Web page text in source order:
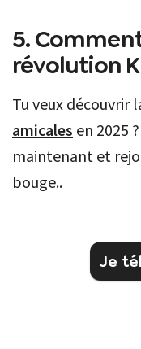
5.
révolution
Tu veux découvrir
amicales en 2025
maintenant et
bouge..
Je